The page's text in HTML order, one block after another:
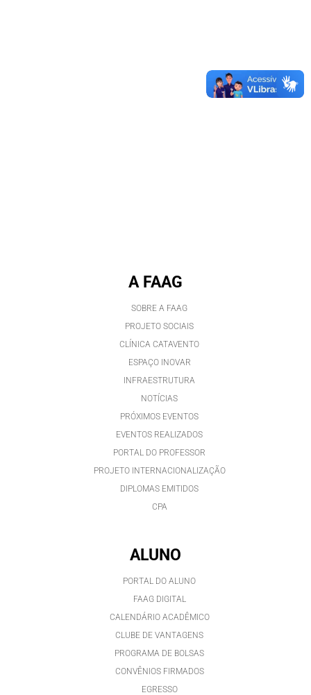
A FAAG
SOBRE A FAAG
PROJETO SOCIAIS
CLÍNICA CATAVENTO
ESPAÇO INOVAR
INFRAESTRUTURA
NOTÍCIAS
PRÓXIMOS EVENTOS
EVENTOS REALIZADOS
PORTAL DO PROFESSOR
PROJETO INTERNACIONALIZAÇÃO
DIPLOMAS EMITIDOS
CPA
ALUNO
PORTAL DO ALUNO
FAAG DIGITAL
CALENDÁRIO ACADÊMICO
CLUBE DE VANTAGENS
PROGRAMA DE BOLSAS
CONVÊNIOS FIRMADOS
EGRESSO